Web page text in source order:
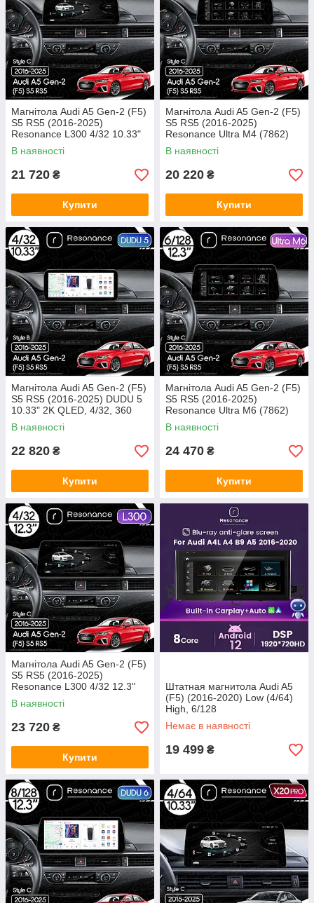
Магнітола Audi A5 Gen-2 (F5)
S5 RS5 (2016-2025)
Resonance L300 4/32 10.33"
QLED, 360 (BMW Style)
В наявності
21 720 ₴
Купити
Магнітола Audi A5 Gen-2 (F5)
S5 RS5 (2016-2025)
Resonance Ultra M4 (7862)
4/64, 10.25" QLED, 360 (BMW
Style)
В наявності
20 220 ₴
Купити
Магнітола Audi A5 Gen-2 (F5)
S5 RS5 (2016-2025) DUDU 5
10.33" 2K QLED, 4/32, 360
(Style B)
В наявності
22 820 ₴
Купити
Магнітола Audi A5 Gen-2 (F5)
S5 RS5 (2016-2025)
Resonance Ultra M6 (7862)
6/128, 12.3" QLED, 360 (BMW
Style)
В наявності
24 470 ₴
Купити
Магнітола Audi A5 Gen-2 (F5)
S5 RS5 (2016-2025)
Resonance L300 4/32 12.3"
QLED, 360 (BMW Style)
В наявності
23 720 ₴
Купити
Штатная магнитола Audi A5
(F5) (2016-2020) Low (4/64)
High, 6/128
Немає в наявності
19 499 ₴